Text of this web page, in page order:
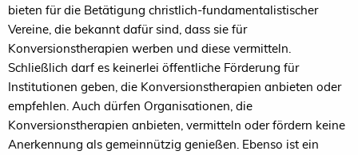
bieten für die Betätigung christlich-fundamentalistischer
Vereine, die bekannt dafür sind, dass sie für
Konversionstherapien werben und diese vermitteln.
Schließlich darf es keinerlei öffentliche Förderung für
Institutionen geben, die Konversionstherapien anbieten oder
empfehlen. Auch dürfen Organisationen, die
Konversionstherapien anbieten, vermitteln oder fördern keine
Anerkennung als gemeinnützig genießen. Ebenso ist ein